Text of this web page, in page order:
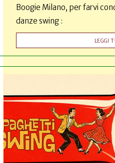
Boogie Milano, per farvi
danze swing :
LEGGI